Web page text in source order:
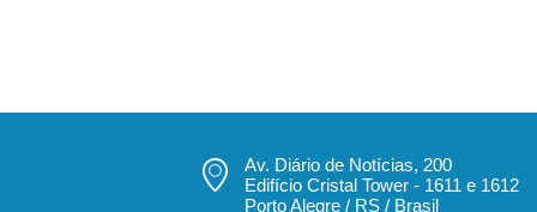
Av. Diário de Notícias, 200
Edifício Cristal Tower - 1611 e 1612
Porto Alegre / RS / Brasil